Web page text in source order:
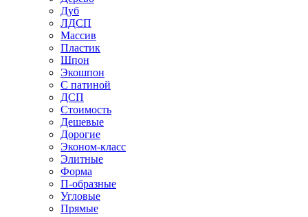
Дуб
ЛДСП
Массив
Пластик
Шпон
Экошпон
С патиной
ДСП
Стоимость
Дешевые
Дорогие
Эконом-класс
Элитные
Форма
П-образные
Угловые
Прямые